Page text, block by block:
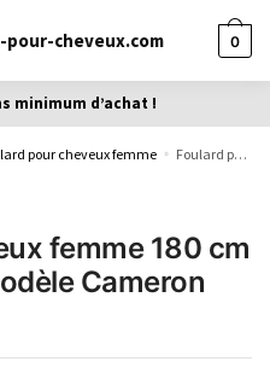
0
minimum d’achat !
pour cheveux femme » Foulard pour cheveux femme 180 cm en teinte bleue – Modèle Cameron
femme 180 cm
Cameron